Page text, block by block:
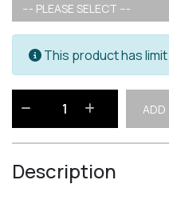
--- PLEASE SELECT ---
This product has
ADD
Description